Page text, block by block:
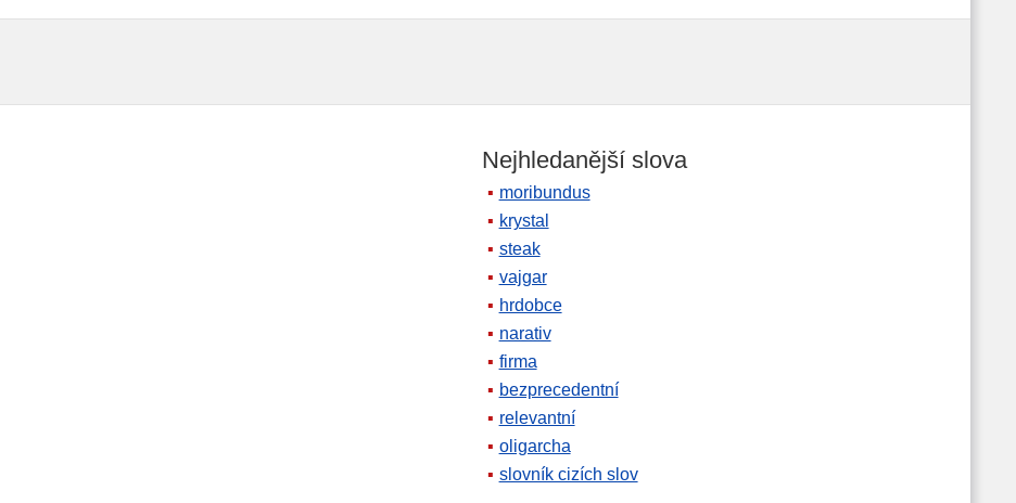
Nejhledanější slova
moribundus
krystal
steak
vajgar
hrdobce
narativ
firma
bezprecedentní
relevantní
oligarcha
slovník cizích slov